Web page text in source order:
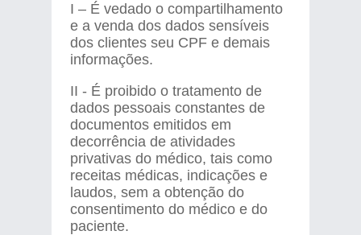
I – É vedado o compartilhamento
e a venda dos dados sensíveis
dos clientes seu CPF e demais
informações.
II - É proibido o tratamento de
dados pessoais constantes de
documentos emitidos em
decorrência de atividades
privativas do médico, tais como
receitas médicas, indicações e
laudos, sem a obtenção do
consentimento do médico e do
paciente.